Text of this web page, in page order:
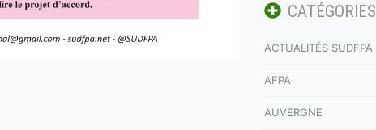
CATÉGORIES
ACTUALITÉS SUDFPA
AFPA
AUVERGNE